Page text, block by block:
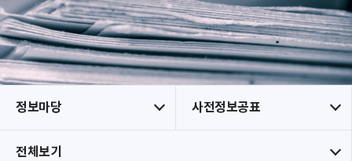
정보마당 사전정보공표
전체보기